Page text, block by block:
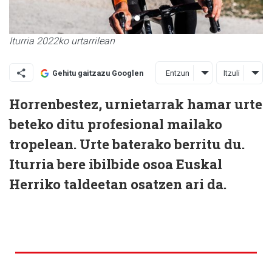
Iturria 2022ko urtarrilean
Gehitu gaitzazu Googlen Entzun Itzuli
Horrenbestez, urnietarrak hamar urte
beteko ditu profesional mailako
tropelean. Urte baterako berritu du.
Iturria bere ibilbide osoa Euskal
Herriko taldeetan osatzen ari da.